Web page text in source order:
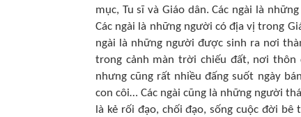
mục, Tu sĩ và Giáo dân. Các ngài là
Các ngài là những người có địa vị trong
ngài là những người được sinh ra nơi
trong cảnh màn trời chiếu đất, nơi thôn
nhưng cũng rất nhiều đấng suốt ngày
con côi… Các ngài cũng là những người
là kẻ rối đạo, chối đạo, sống cuộc đời